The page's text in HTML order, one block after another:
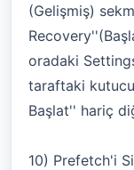
(Gelişmiş)
oradaki
taraftaki
Başlat'' hariç
10) Prefetch'i